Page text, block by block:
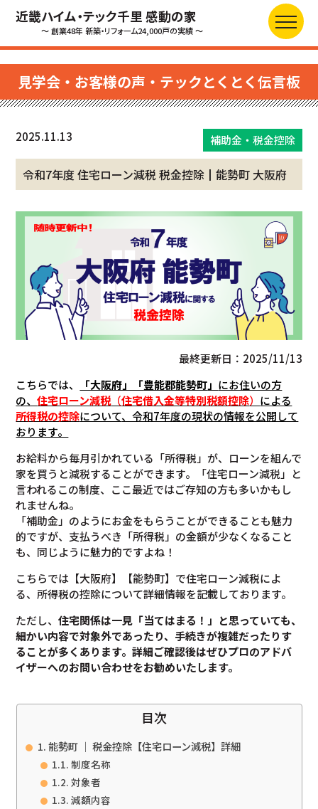
近畿ハイム・テック千里 感動の家
～ 創業48年 新築・リフォーム24,000戸の実績 ～
見学会・お客様の声・テックとくとく伝言板
2025.11.13 補助金・税金控除
令和7年度 住宅ローン減税 税金控除┃能勢町 大阪府
最終更新日：2025/11/13
こちらでは、
「大阪府」「豊能郡能勢町」 にお住いの方
の、住宅ローン減税（住宅借入金等特別税額控除） による
所得税の控除について、令和7年度の現状の情報を公開して
おります。
お給料から毎月引かれている「所得税」が、ローンを組んで
家を買うと減税することができます。「住宅ローン減税」と
言われるこの制度、ここ最近ではご存知の方も多いかもし
れませんね。
「補助金」のようにお金をもらうことができることも魅力
的ですが、支払うべき「所得税」の金額が少なくなること
も、同じように魅力的ですよね！
こちらでは【大阪府】【能勢町】で住宅ローン減税によ
る、所得税の控除について詳細情報を記載しております。
ただし、住宅関係は一見「当てはまる！」と思っていても、
細かい内容で対象外であったり、手続きが複雑だったりす
ることが多くあります。詳細ご確認後はぜひプロのアドバ
イザーへのお問い合わせをお勧めいたします。
目次
能勢町 ｜ 税金控除【住宅ローン減税】詳細
制度名称
対象者
減額内容